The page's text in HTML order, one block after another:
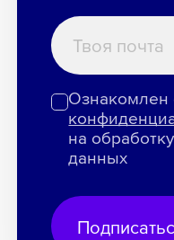
Ознакомлен
на
данных